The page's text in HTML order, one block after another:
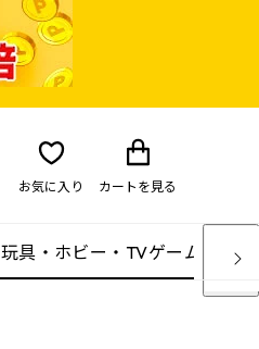
お気に入り カート を見る
玩具・ホビー・TVゲーム